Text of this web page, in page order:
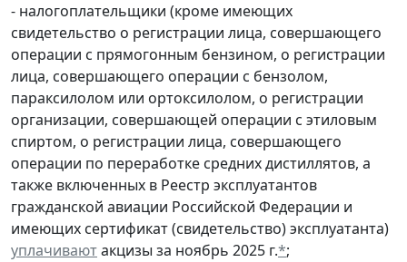
- налогоплательщики (кроме имеющих
свидетельство о регистрации лица, совершающего
операции с прямогонным бензином, о регистрации
лица, совершающего операции с бензолом,
параксилолом или ортоксилолом, о регистрации
организации, совершающей операции с этиловым
спиртом, о регистрации лица, совершающего
операции по переработке средних дистиллятов, а
также включенных в Реестр эксплуатантов
гражданской авиации Российской Федерации и
имеющих сертификат (свидетельство) эксплуатанта)
уплачиваютакцизы за ноябрь 2025 г.*;